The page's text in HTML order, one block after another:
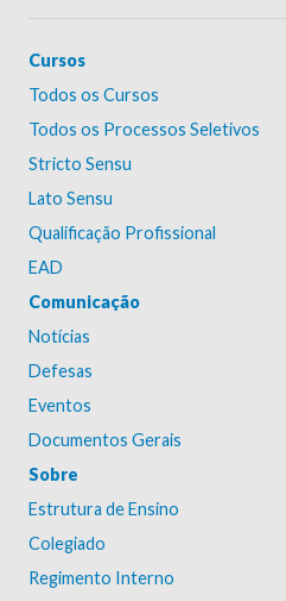
Cursos
Todos os Cursos
Todos os Processos Seletivos
Stricto Sensu
Lato Sensu
Qualificação Profissional
EAD
Comunicação
Notícias
Defesas
Eventos
Documentos Gerais
Sobre
Estrutura de Ensino
Colegiado
Regimento Interno